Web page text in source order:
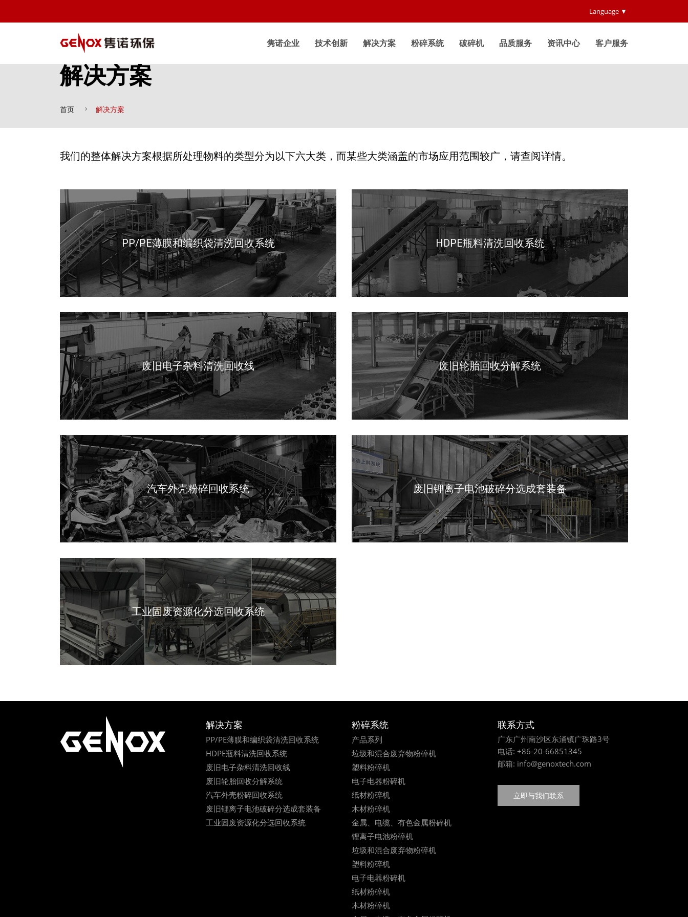
Language ▼
隽诺企业 技术创新 解决方案 粉碎系统 破碎机 品质服务 资讯中心 客户服务
解决方案
首页 解决方案
我们的整体解决方案根据所处理物料的类型分为以下六大类，而某些大类涵盖的市场应用范围较广，请查阅详情。
PP/PE薄膜和编织袋清洗回收系统 HDPE瓶料清洗回收系统
废旧电子杂料清洗回收线 废旧轮胎回收分解系统
汽车外壳粉碎回收系统 废旧锂离子电池破碎分选成套装备
工业固废资源化分选回收系统
解决方案
PP/PE薄膜和编织袋清洗回收系统
HDPE瓶料清洗回收系统
废旧电子杂料清洗回收线
废旧轮胎回收分解系统
汽车外壳粉碎回收系统
废旧锂离子电池破碎分选成套装备
工业固废资源化分选回收系统
粉碎系统
产品系列
垃圾和混合废弃物粉碎机
塑料粉碎机
电子电器粉碎机
纸材粉碎机
木材粉碎机
金属、电缆、有色金属粉碎机
锂离子电池粉碎机
垃圾和混合废弃物粉碎机
塑料粉碎机
电子电器粉碎机
纸材粉碎机
木材粉碎机
联系方式
广东广州南沙区东涌镇广珠路3号
电话: +86-20-66851345
邮箱: info@genoxtech.com
立即与我们联系